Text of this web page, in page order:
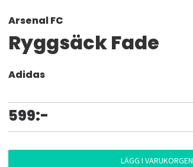
Arsenal FC
Ryggsäck Fade
Adidas
599:-
LÄGG I VARUKORGEN